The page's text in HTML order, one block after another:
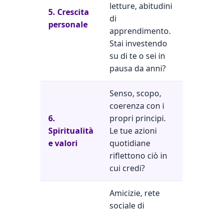
5. Crescita
personale
letture, abitudini
di
apprendimento.
Stai investendo
su di te o sei in
pausa da anni?
6.
Spiritualità
e valori
Senso, scopo,
coerenza con i
propri principi.
Le tue azioni
quotidiane
riflettono ciò in
cui credi?
Amicizie, rete
sociale di